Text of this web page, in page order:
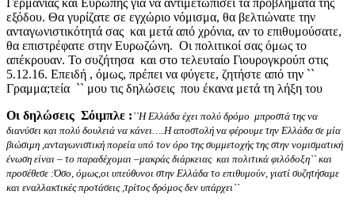
Γερμανίας και Ευρώπης για να αντιμετωπίσει τα προβλήματα της
εξόδου. Θα γυρίζατε σε εγχώριο νόμισμα, θα βελτιώνατε την
ανταγωνιστικότητά σας και μετά από χρόνια, αν το επιθυμούσατε,
θα επιστρέφατε στην Ευρωζώνη. Οι πολιτικοί σας όμως το
απέκρουαν. Το συζήτησα και στο τελευταίο Γιουρογκρούπ στις
5.12.16. Επειδή , όμως, πρέπει να φύγετε, ζητήστε από την ``
Γραμμα;τεία `` μου τις δηλώσεις που έκανα μετά τη λήξη του
Οι δηλώσεις Σόιμπλε : ``Η Ελλάδα έχει πολύ δρόμο μπροστά της να
διανύσει και πολύ δουλειά να κάνει….Η αποστολή να φέρουμε την Ελλάδα σε μία
βιώσιμη ,ανταγωνιστική πορεία υπό τον όρο της συμμετοχής της στην νομισματική
ένωση είναι – το παραδέχομαι –μακράς διάρκειας και πολιτικά φιλόδοξη`` και
προσέθεσε :Όσο, όμως,οι υπεύθυνοι στην Ελλάδα το επιθυμούν, γιατί συζητήσαμε
και εναλλακτικές προτάσεις ,τρίτος δρόμος δεν υπάρχει``